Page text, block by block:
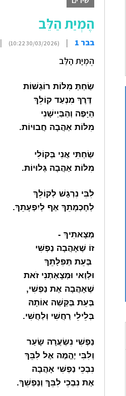
הֶמְיַת הַלֵּב
בבר 1 |
(30/03/2026 10:22)
|
הֶמְיַת הַלֵּב
שַׂחְתְּ מִלּוֹת רוֹגְשׁוֹת
דֶּרֶךְ מִנְעַד קוֹלֵךְ
הַיָּפֶה וְהַבַּיְישָׁנִי
מִלּוֹת אַהֲבָה חֲבוּיוֹת.
שַׂחְתִּי אֲנִי בְּקוֹלִי
מִלּוֹת אַהֲבָה גְּלוּיוֹת.
לִבִּי נִרְגָּשׁ לְקוֹלֵךְ
לְחָכְמָתֵךְ אַף לְיִפְעָתֵךְ.
מְצָאתִיךְ -
זוֹ שֶׁאָהֲבָה נַפְשִׁי
בְּעֵת תְּפִלָּתֵךְ
וּלְוַאי וּמְצָאַתְנִי זֹאת
שֶׁאָהֲבָה אֶת נַפְשִׁי,
בְּעֵת בַּקְּשַׁה אוֹתָהּ
בְּלֵילֵי רַחֲשִׁי וְלַחֲשִׁי.
נַפְשִׁי נִשְׂעֲרָה שָׂעַר
וְלִבִּי יֶהֱמֶה אֶל לִבֵּךְ
נִבְכֵי נַפְשִׁי אָהֲבָה
אֶת נִבְכֵי לִבֵּךְ וְנַפְשֵׁךְ.